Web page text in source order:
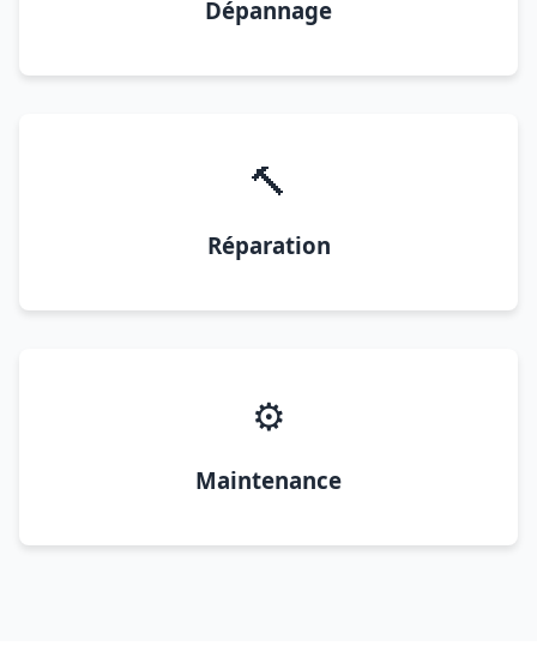
Dépannage
🔨
Réparation
⚙️
Maintenance